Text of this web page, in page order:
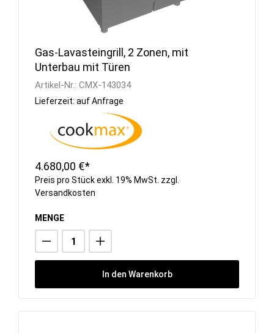
Gas-Lavasteingrill, 2 Zonen, mit
Unterbau mit Türen
Artikel-Nr.: CMX-143034
Lieferzeit: auf Anfrage
4.680,00 €*
Preis pro Stück exkl. 19% MwSt. zzgl.
Versandkosten
MENGE
In den Warenkorb